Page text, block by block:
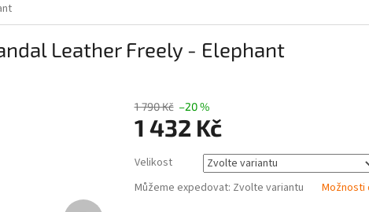
Leather Freely - Elephant
1 790 Kč –20 %
1 432 Kč
cena:
Velikost
Můžeme expedovat: Zvolte variantu Možnosti